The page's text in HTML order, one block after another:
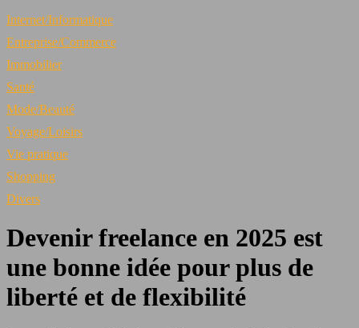
Internet/Informatique
Entreprise/Commerce
Immobilier
Santé
Mode/Beauté
Voyage/Loisirs
Vie pratique
Shopping
Divers
Devenir freelance en 2025 est
une bonne idée pour plus de
liberté et de flexibilité